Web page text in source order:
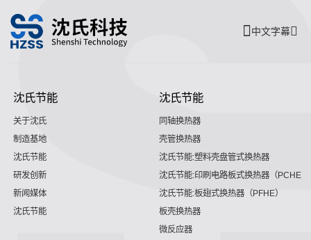
中文字幕
沈氏节能
关于沈氏
制造基地
沈氏节能
研发创新
新闻媒体
沈氏节能
沈氏节能
同轴换热器
壳管换热器
沈氏节能:塑料壳盘管式换热器
沈氏节能:印刷电路板式换热器（PCHE）
沈氏节能:板翅式换热器（PFHE）
板壳换热器
微反应器